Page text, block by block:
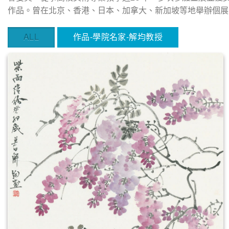
作品。曾在北京、香港、日本、加拿大、新加坡等地舉辦個
ALL 作品-學院名家-解均教授